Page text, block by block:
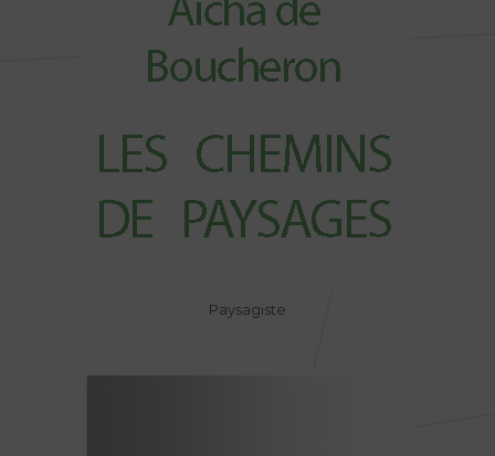
Paysagiste